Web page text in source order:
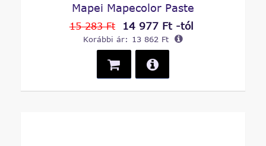
Mapei Mapecolor Paste
15 283 Ft 14 977 Ft -tól
Korábbi ár: 13 862 Ft